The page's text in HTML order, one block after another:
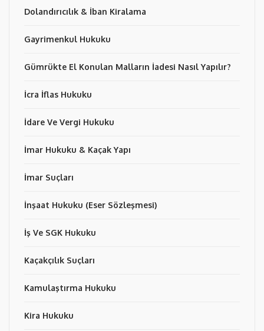
Dolandırıcılık & İban Kiralama
Gayrimenkul Hukuku
Gümrükte El Konulan Malların İadesi Nasıl Yapılır?
İcra İflas Hukuku
İdare Ve Vergi Hukuku
İmar Hukuku & Kaçak Yapı
İmar Suçları
İnşaat Hukuku (Eser Sözleşmesi)
İş Ve SGK Hukuku
Kaçakçılık Suçları
Kamulaştırma Hukuku
Kira Hukuku